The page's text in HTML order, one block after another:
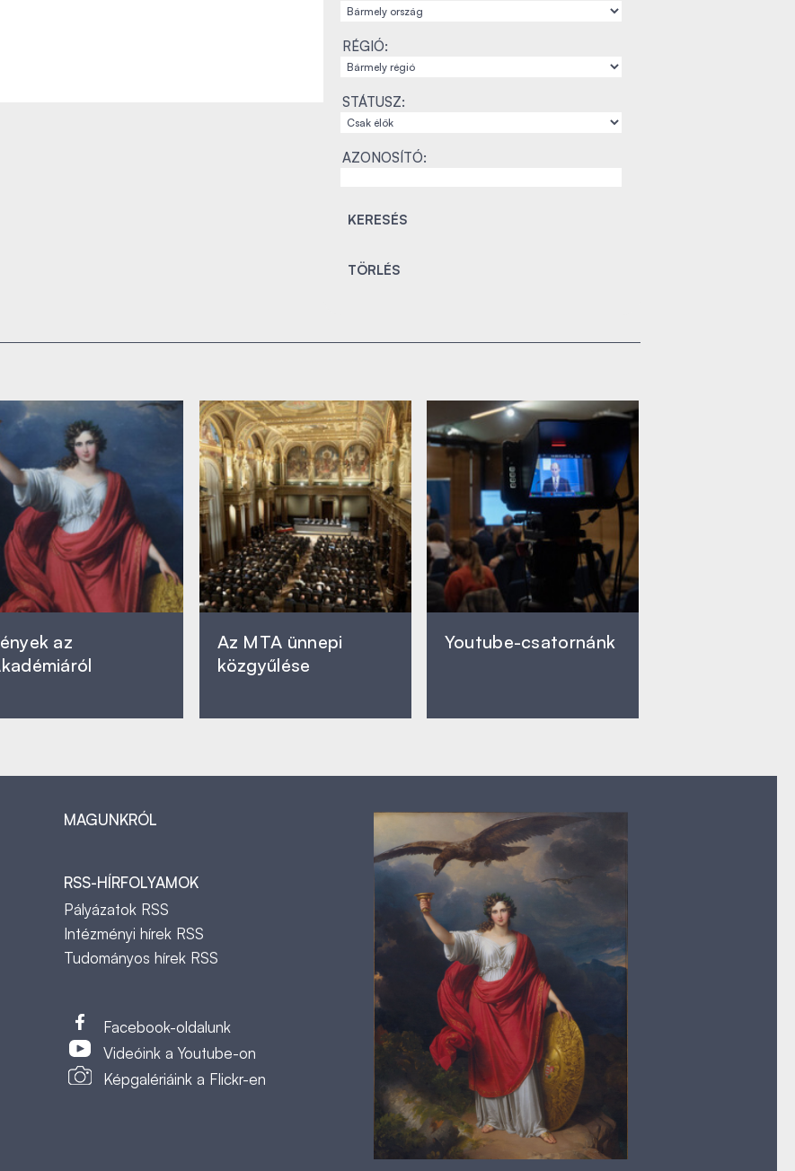
RÉGIÓ:
STÁTUSZ:
AZONOSÍTÓ:
az
Az MTA ünnepi
közgyűlése
Youtube-csatornánk
MAGUNKRÓL
RSS-HÍRFOLYAMOK
Pályázatok RSS
Intézményi hírek RSS
Tudományos hírek RSS
Facebook-oldalunk
Videóink a Youtube-on
Képgalériáink a Flickr-en